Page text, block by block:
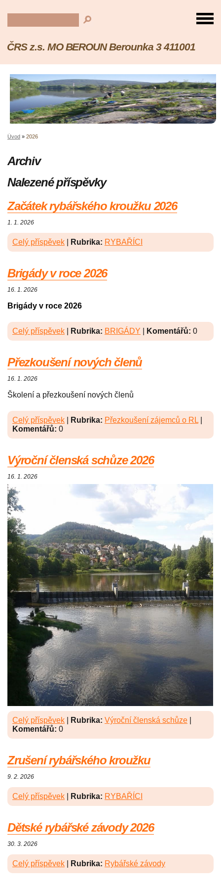
ČRS z.s. MO BEROUN Berounka 3 411001
Úvod » 2026
Archiv
Nalezené příspěvky
Začátek rybářského kroužku 2026
1. 1. 2026
Celý příspěvek Rubrika: RYBAŘÍCI
Brigády v roce 2026
16. 1. 2026
Brigády v roce 2026
Celý příspěvek Rubrika: BRIGÁDY Komentářů: 0
Přezkoušení nových členů
16. 1. 2026
Školení a přezkoušení nových členů
Celý příspěvek Rubrika: Přezkoušení zájemců o RL
Komentářů: 0
Výroční členská schůze 2026
16. 1. 2026
Celý příspěvek Rubrika: Výroční členská schůze
Komentářů: 0
Zrušení rybářského kroužku
9. 2. 2026
Celý příspěvek Rubrika: RYBAŘÍCI
Dětské rybářské závody 2026
30. 3. 2026
Celý příspěvek Rubrika: Rybářské závody